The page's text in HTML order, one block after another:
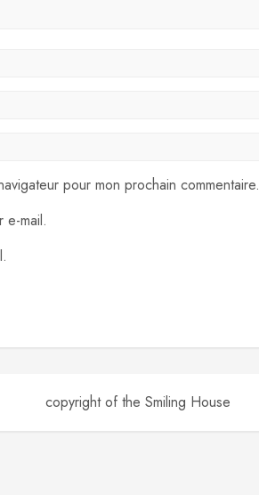
pour mon prochain commentaire.
e-mail.
copyright of the Smiling House